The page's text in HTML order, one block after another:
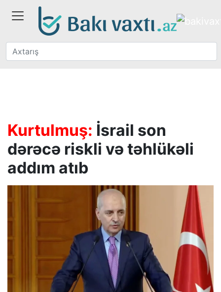
Kurtulmuş: İsrail son
dərəcə riskli və təhlükəli
addım atıb